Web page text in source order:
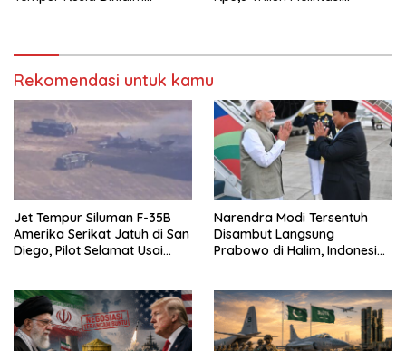
Rekomendasi untuk kamu
Jet Tempur Siluman F-35B
Amerika Serikat Jatuh di San
Diego, Pilot Selamat Usai
Narendra Modi Tersentuh
Disambut Langsung
Prabowo di Halim, Indonesia